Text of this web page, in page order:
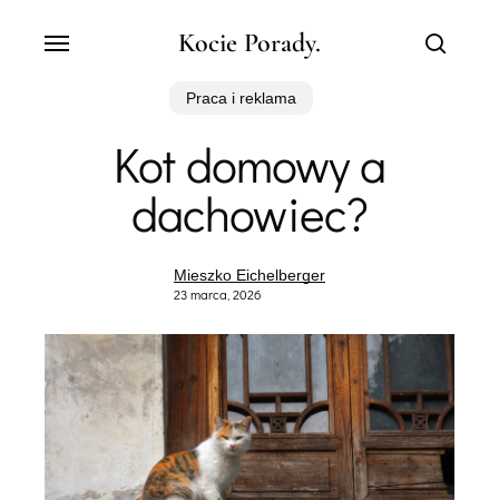
Kocie Porady.
Menu
Praca i reklama
Kot domowy a
dachowiec?
Mieszko Eichelberger
23 marca, 2026